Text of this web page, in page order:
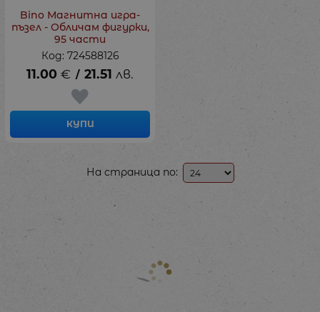
Bino Магнитна игра-
пъзел - Обличам фигурки,
95 части
Код: 724588126
11.00 € / 21.51 лв.
КУПИ
На страница по: